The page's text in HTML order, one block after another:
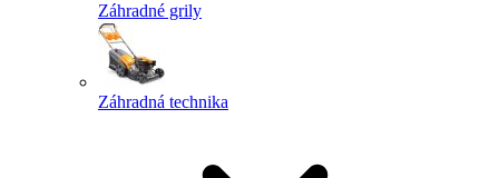
Záhradné grily
Záhradná technika